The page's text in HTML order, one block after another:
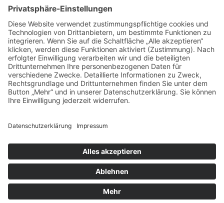
Telefon: (09 31) 3 86 - 63 7 21
Du findest uns auf Facebook
Impressum|Datenschutz|Sitemap|Cookie-Einstellungen